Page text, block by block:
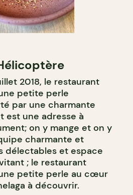
2018, le restaurant
petite perle
par une charmante
est une adresse à
on y mange et on y
charmante et
délectables et espace
; le restaurant
petite perle au cœur
à découvrir.